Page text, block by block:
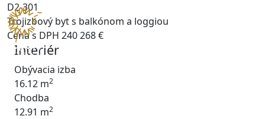
D2-301
Trojizbový byt s balkónom a loggiou
Cena s DPH 240 268 €
Interiér
Obývacia izba
16.12 m2
Chodba
12.91 m2